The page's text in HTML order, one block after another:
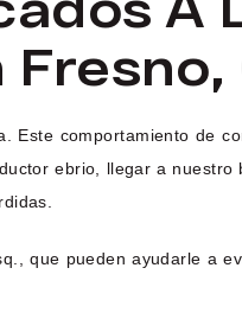
comportamiento de
ebrio, llegar a nuestro
que pueden ayudarle a